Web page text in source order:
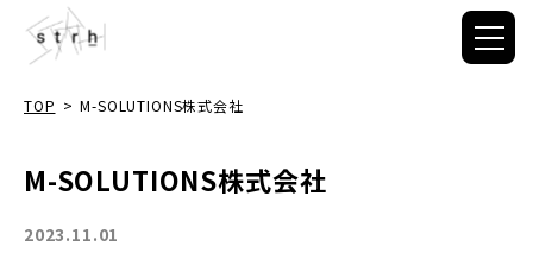
TOP > M-SOLUTIONS株式会社
M-SOLUTIONS株式会社
2023.11.01